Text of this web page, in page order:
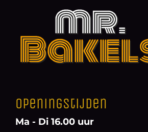
Openingstijden
Ma - Di 16.00 uur